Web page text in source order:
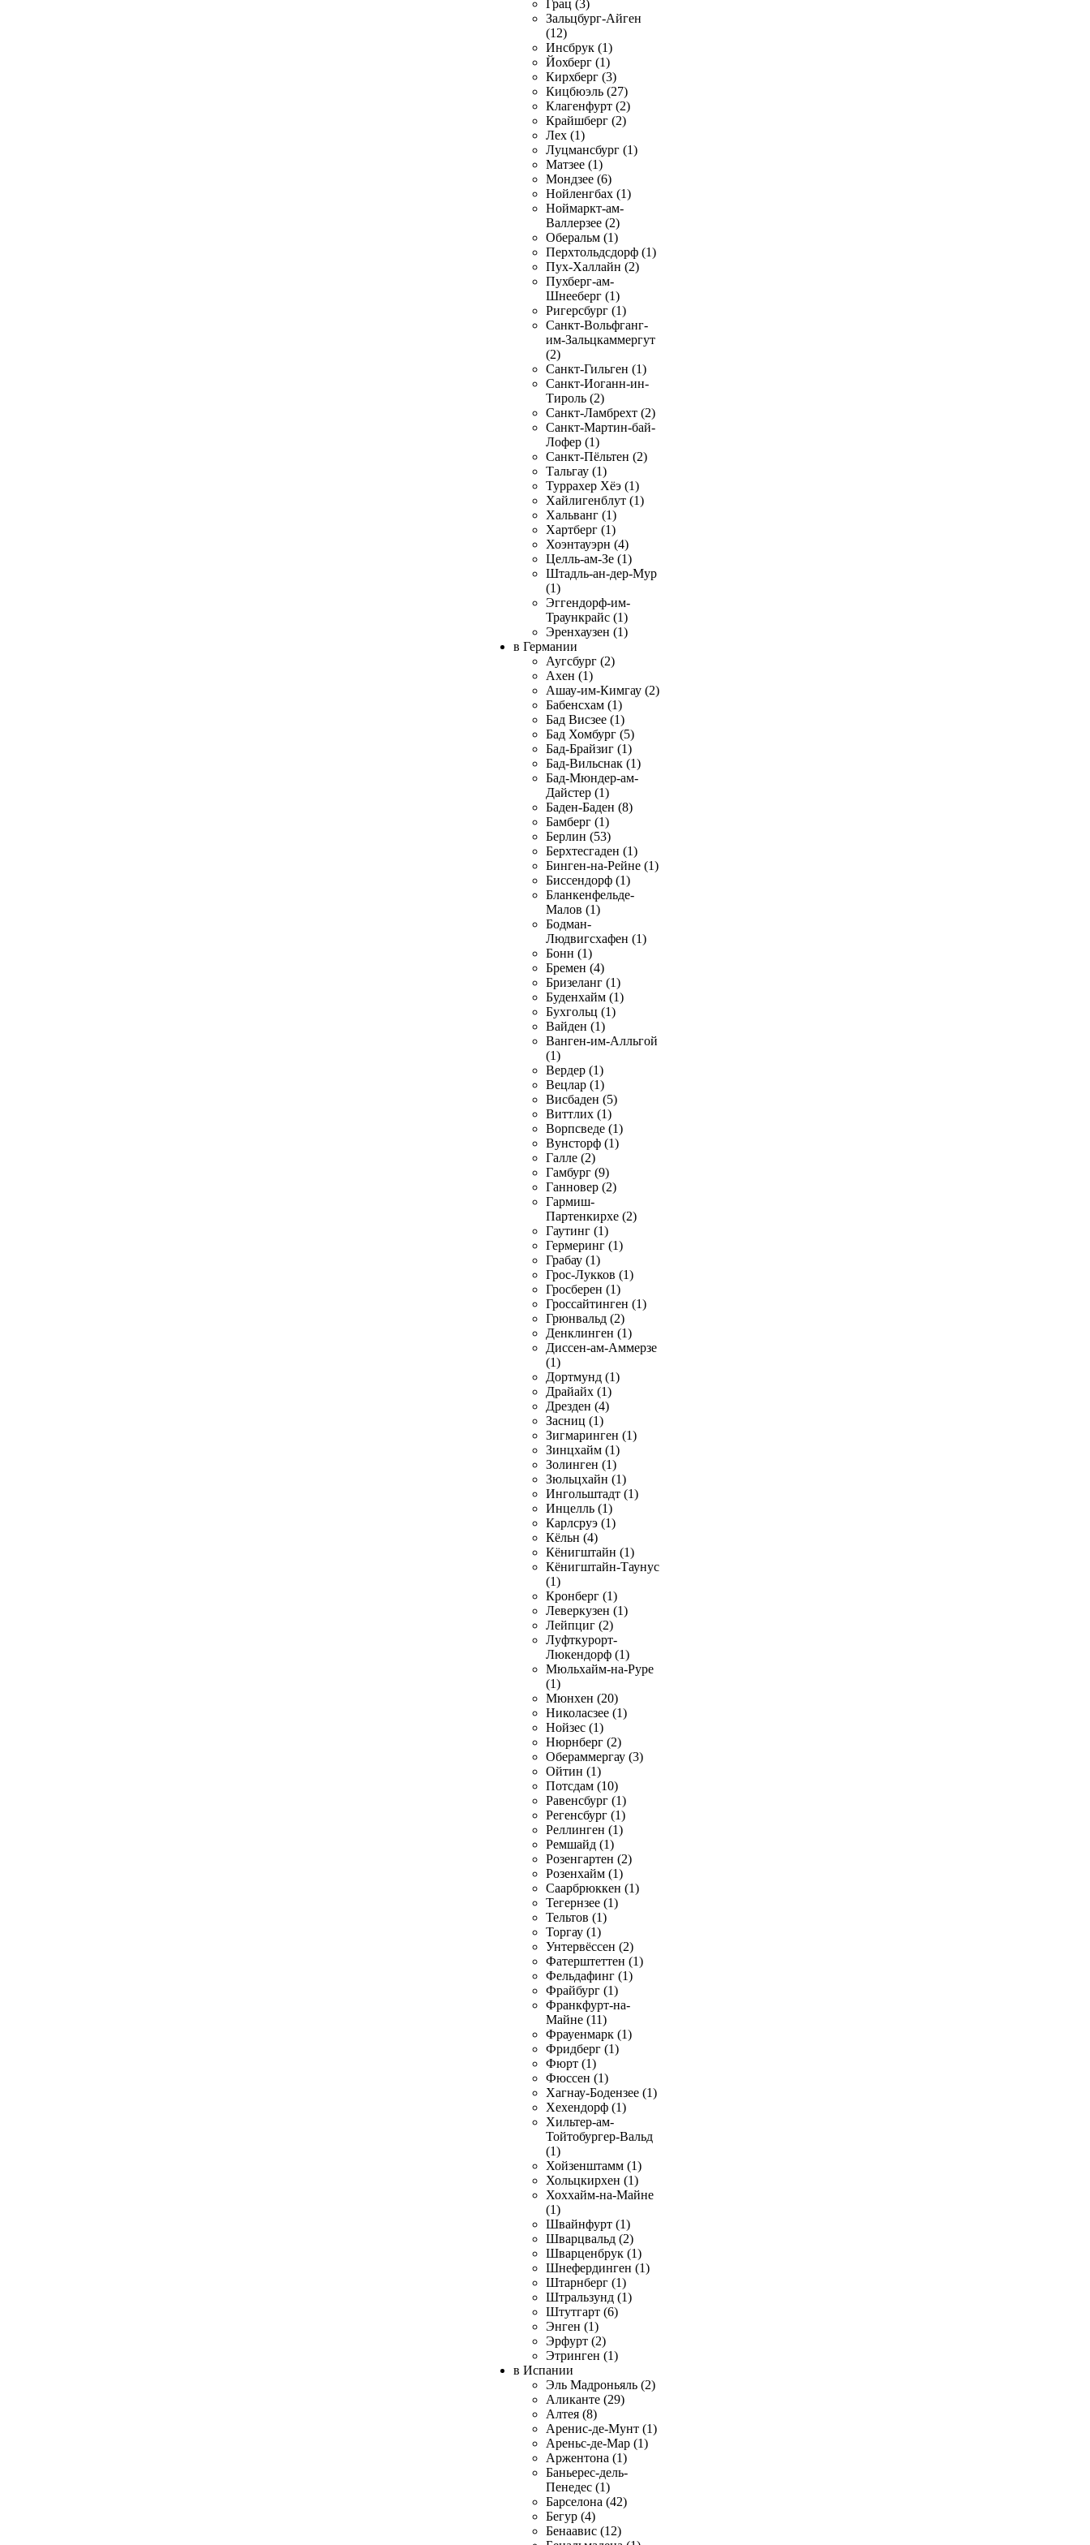
Грац (3)
Зальцбург-Айген
(12)
Инсбрук (1)
Йохберг (1)
Кирхберг (3)
Кицбюэль (27)
Клагенфурт (2)
Крайшберг (2)
Лех (1)
Луцмансбург (1)
Матзее (1)
Мондзее (6)
Нойленгбах (1)
Ноймаркт-ам-
Валлерзее (2)
Оберальм (1)
Перхтольдсдорф (1)
Пух-Халлайн (2)
Пухберг-ам-
Шнееберг (1)
Ригерсбург (1)
Санкт-Вольфганг-
им-Зальцкаммергут
(2)
Санкт-Гильген (1)
Санкт-Иоганн-ин-
Тироль (2)
Санкт-Ламбрехт (2)
Санкт-Мартин-бай-
Лофер (1)
Санкт-Пёльтен (2)
Тальгау (1)
Туррахер Хёэ (1)
Хайлигенблут (1)
Хальванг (1)
Хартберг (1)
Хоэнтауэрн (4)
Целль-ам-Зе (1)
Штадль-ан-дер-Мур
(1)
Эггендорф-им-
Траункрайс (1)
Эренхаузен (1)
в Германии
Аугсбург (2)
Ахен (1)
Ашау-им-Кимгау (2)
Бабенсхам (1)
Бад Висзее (1)
Бад Хомбург (5)
Бад-Брайзиг (1)
Бад-Вильснак (1)
Бад-Мюндер-ам-
Дайстер (1)
Баден-Баден (8)
Бамберг (1)
Берлин (53)
Берхтесгаден (1)
Бинген-на-Рейне (1)
Биссендорф (1)
Бланкенфельде-
Малов (1)
Бодман-
Людвигсхафен (1)
Бонн (1)
Бремен (4)
Бризеланг (1)
Буденхайм (1)
Бухгольц (1)
Вайден (1)
Ванген-им-Алльгой
(1)
Вердер (1)
Вецлар (1)
Висбаден (5)
Виттлих (1)
Ворпсведе (1)
Вунсторф (1)
Галле (2)
Гамбург (9)
Ганновер (2)
Гармиш-
Партенкирхе (2)
Гаутинг (1)
Гермеринг (1)
Грабау (1)
Грос-Лукков (1)
Гросберен (1)
Гроссайтинген (1)
Грюнвальд (2)
Денклинген (1)
Диссен-ам-Аммерзе
(1)
Дортмунд (1)
Драйайх (1)
Дрезден (4)
Засниц (1)
Зигмаринген (1)
Зинцхайм (1)
Золинген (1)
Зюльцхайн (1)
Ингольштадт (1)
Инцелль (1)
Карлсруэ (1)
Кёльн (4)
Кёнигштайн (1)
Кёнигштайн-Таунус
(1)
Кронберг (1)
Леверкузен (1)
Лейпциг (2)
Луфткурорт-
Люкендорф (1)
Мюльхайм-на-Руре
(1)
Мюнхен (20)
Николасзее (1)
Нойзес (1)
Нюрнберг (2)
Обераммергау (3)
Ойтин (1)
Потсдам (10)
Равенсбург (1)
Регенсбург (1)
Реллинген (1)
Ремшайд (1)
Розенгартен (2)
Розенхайм (1)
Саарбрюккен (1)
Тегернзее (1)
Тельтов (1)
Торгау (1)
Унтервёссен (2)
Фатерштеттен (1)
Фельдафинг (1)
Фрайбург (1)
Франкфурт-на-
Майне (11)
Фрауенмарк (1)
Фридберг (1)
Фюрт (1)
Фюссен (1)
Хагнау-Бодензее (1)
Хехендорф (1)
Хильтер-ам-
Тойтобургер-Вальд
(1)
Хойзенштамм (1)
Хольцкирхен (1)
Хоххайм-на-Майне
(1)
Швайнфурт (1)
Шварцвальд (2)
Шварценбрук (1)
Шнефердинген (1)
Штарнберг (1)
Штральзунд (1)
Штутгарт (6)
Энген (1)
Эрфурт (2)
Этринген (1)
в Испании
Эль Мадроньяль (2)
Аликанте (29)
Алтея (8)
Аренис-де-Мунт (1)
Ареньс-де-Мар (1)
Аржентона (1)
Баньерес-дель-
Пенедес (1)
Барселона (42)
Бегур (4)
Бенаавис (12)